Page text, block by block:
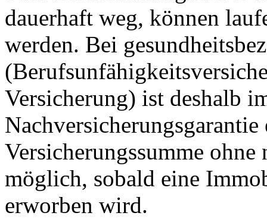
dauerhaft weg, können
werden. Bei
Versicherung) ist deshalb
Versicherungssumme
möglich, sobald eine
erworben wird.